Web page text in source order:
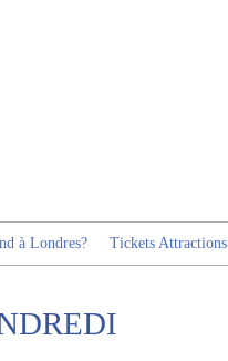
à Londres? Tickets Attractions